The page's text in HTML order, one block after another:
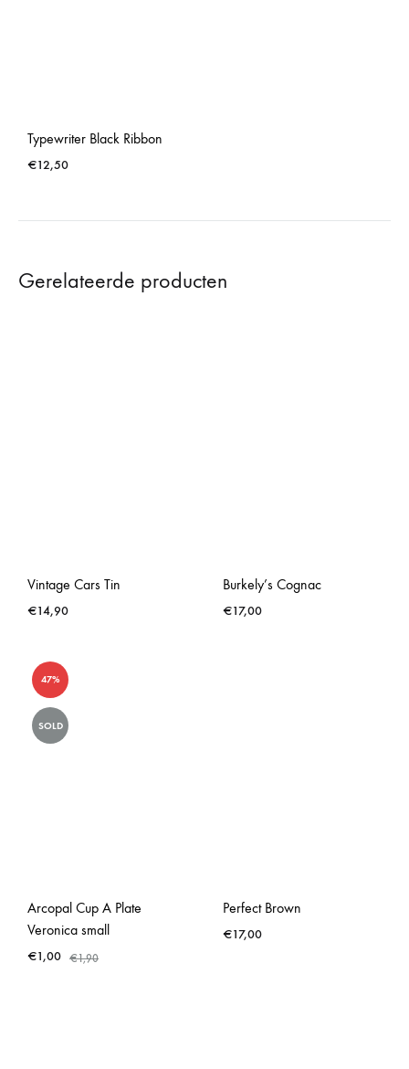
Typewriter Black Ribbon
€12,50
Gerelateerde producten
Vintage Cars Tin
€14,90
Burkely’s Cognac
€17,00
47%
SOLD
Arcopal Cup A Plate
Veronica small
€1,00 €1,90
Perfect Brown
€17,00